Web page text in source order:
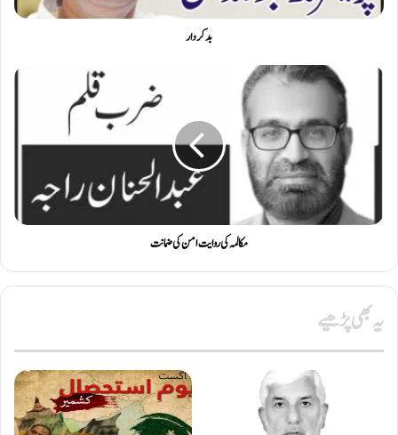
بد کردار
مکالمہ کی روایت امن کی ضمانت
یہ بھی پڑھیے